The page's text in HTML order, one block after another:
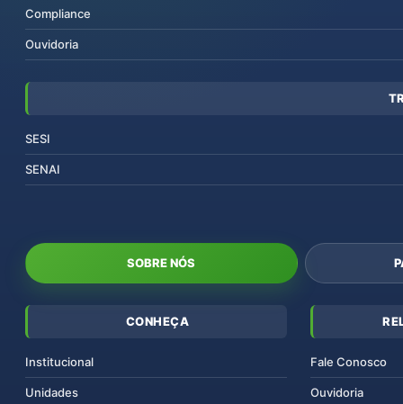
Compliance
Ouvidoria
SESI
SENAI
SOBRE NÓS
CONHEÇA
Institucional
Unidades
Fale Conosco
Ouvidoria